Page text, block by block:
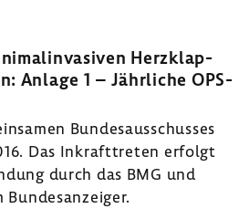
Herz­klap­
Anlage 1 – Jähr­liche OPS-​
Bundes­aus­schusses
Das Inkraft­treten erfolgt
durch das BMG und